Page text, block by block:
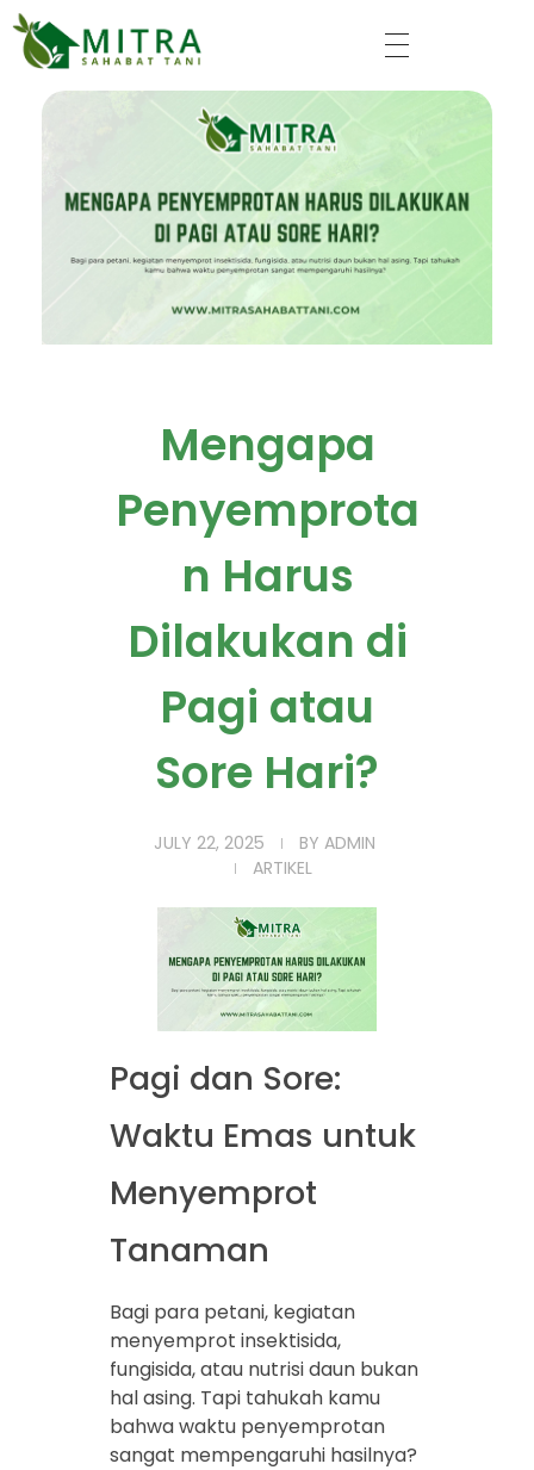
Mengapa
Penyemprota
n Harus
Dilakukan di
Pagi atau
Sore Hari?
JULY 22, 2025 BY ADMIN
ARTIKEL
Pagi dan Sore:
Waktu Emas untuk
Menyemprot
Tanaman
Bagi para petani, kegiatan
menyemprot insektisida,
fungisida, atau nutrisi daun bukan
hal asing. Tapi tahukah kamu
bahwa waktu penyemprotan
sangat mempengaruhi hasilnya?